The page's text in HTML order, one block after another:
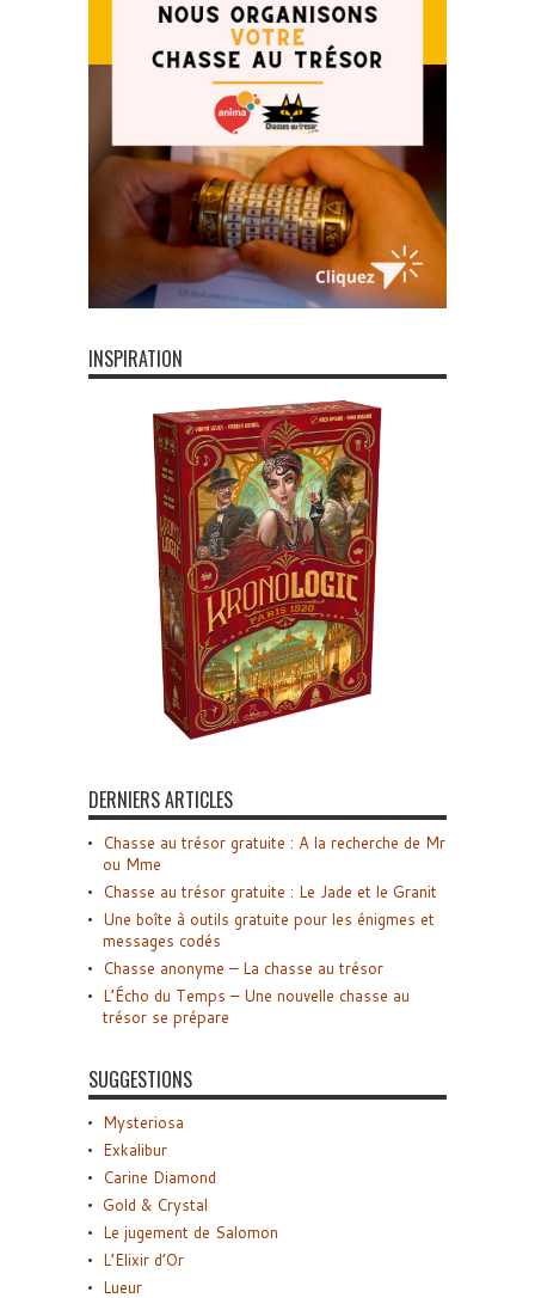
INSPIRATION
DERNIERS ARTICLES
Chasse au trésor gratuite : A la recherche de Mr
ou Mme
Chasse au trésor gratuite : Le Jade et le Granit
Une boîte à outils gratuite pour les énigmes et
messages codés
Chasse anonyme – La chasse au trésor
L’Écho du Temps – Une nouvelle chasse au
trésor se prépare
SUGGESTIONS
Mysteriosa
Exkalibur
Carine Diamond
Gold & Crystal
Le jugement de Salomon
L’Elixir d’Or
Lueur